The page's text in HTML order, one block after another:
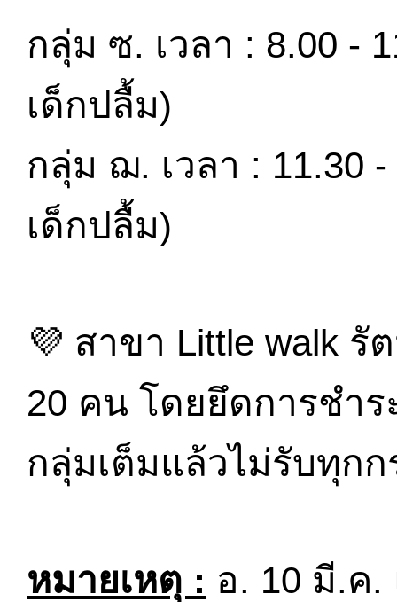
กลุ่ม ซ. เวลา : 8.00 -
เด็กปลื้ม)
กลุ่ม ฌ. เวลา : 11.30
เด็กปลื้ม)
💜 สาขา Little walk
20 คน โดยยึดการชำ
กลุ่มเต็มแล้วไม่รับทุก
หมายเหตุ : อ. 10 มี.ค